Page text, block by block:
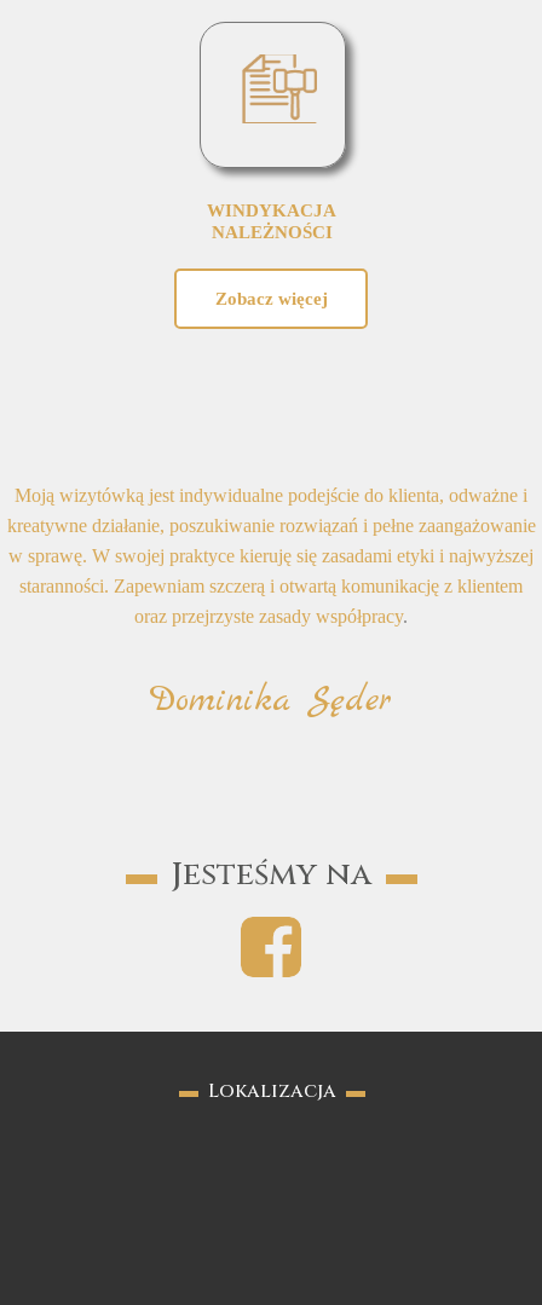
WINDYKACJA
NALEŻNOŚCI
Zobacz więcej
Moją wizytówką jest indywidualne podejście do klienta, odważne i
kreatywne działanie, poszukiwanie rozwiązań i pełne zaangażowanie
w sprawę. W swojej praktyce kieruję się zasadami etyki i najwyższej
staranności. Zapewniam szczerą i otwartą komunikację z klientem
oraz przejrzyste zasady współpracy.
Dominika Sęder
▬ Jesteśmy na ▬
▬ Lokalizacja ▬